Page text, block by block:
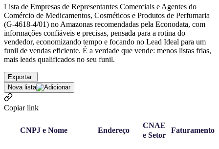
Lista de Empresas de Representantes Comerciais e Agentes do
Comércio de Medicamentos, Cosméticos e Produtos de Perfumaria
(G-4618-4/01) no Amazonas recomendadas pela Econodata, com
informações confiáveis e precisas, pensada para a rotina do
vendedor, economizando tempo e focando no Lead Ideal para um
funil de vendas eficiente. É a verdade que vende: menos listas frias,
mais leads qualificados no seu funil.
Exportar
Nova lista
Copiar link
CNPJ e Nome Endereço
CNAE
e Setor
Faturamento